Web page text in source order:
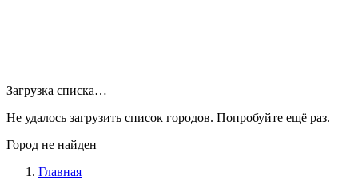
Загрузка списка…
Не удалось загрузить список городов. Попробуйте ещё раз.
Город не найден
Главная